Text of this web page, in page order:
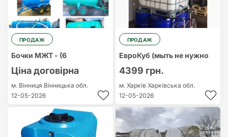
ПРОДАЖ
Бочки МЖТ - (6
Ціна договірна
м. Вінниця Вінницька обл.
12-05-2026
ПРОДАЖ
ЕвроКуб (мыть не нужно
4399 грн.
м. Харків Харківська обл.
12-05-2026